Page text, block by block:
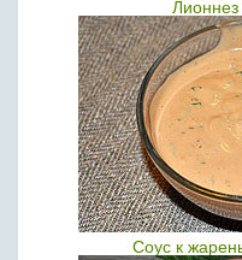
Лионнез
Соус к